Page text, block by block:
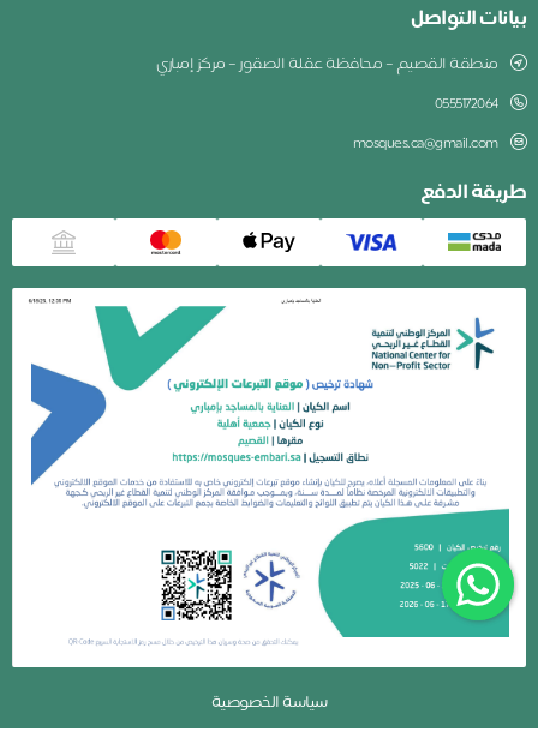
بيانات التواصل
منطقة القصيم – محافظة عقلة الصقور – مركز إمباري
0555172064
mosques.ca@gmail.com
طريقة الدفع
سياسة الخصوصية